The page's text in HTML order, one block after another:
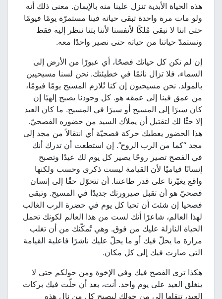
هذه الحياة الأبدية تنزل علينا منه بالإيمان. معنى ذلك أنه
ولو مات مرة واحدة تبقى حياته فينا مستمرّة يومًا فيومًا
حتى اننا لا نبقى مُلكًا لأنفسنا لأننا بتنا ننظر إليه فقط
ونستمدّ حياتنا من حياته حتى نصير واحدًا معه.
إن لم تكن كل حياتك فصحًا، أي عبورًا من الأرض إلى
السماء، فلا تزال نائمًا في خطيئتك. نحن لسنا مسيحيين
بالمولد. نحن مسيحيون إن كنا نُلازم المسيح يومًا فيومًا،
من عمق فينا إلى عمقه هو. كل وجودنا يصبح إلهيًا إن
كان سيرًا إلى المسيح أو سيرًا في المسيح. ما كان العيد
إلا حثًا لك لتقتبل أن يملأك السيد من حضوره الفصحيّ.
هذا الحضور يعطيك حركة فصحيّة أي انتقالاً من مجد إلى
مجد “كما من الرب الروح”. إن استطعت أن تدرك أنك
في الفصح تصير روحًا يصير كل يوم لك عيدًا وتصبح
إنسانًا قياميًا لأن القيامة ليست ذكرى وحسب ولكنها
واقع يغيّرنا على قدر طاعتنا. أن تتحوّل حقًا إلى إنسان
فصحيّ هو أن تقبل صيرورتك جديدًا في المسيح. وتبقى
فصحيا إن شئتَ أن تحيا كل يوم في حضرة الرب الغالب
لهذا العالم، شاعرًا أنك لست من هذا العالم لكونك تحمل
الحياة النازلة عليك من فوق. وهي تُمكّنك من أن تغلب
مرارة ما يحلّ فيك أو ما يحلّ عليك ناشرًا فاعلية القيامة
التي صارت فيك إلى كل مكان.
هكذا ترى الفصح فيك وفي الإخوة ومن حولكم حتى لا
ينغلق العيد على يوم واحد. أنت، بعد أن حلّت فيك بركات
العيد، تنقلها إلى من حولك ليصبح كل من نال هذه